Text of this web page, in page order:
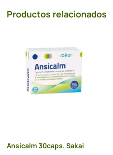
Productos relacionados
Ansicalm 30caps. Sakai